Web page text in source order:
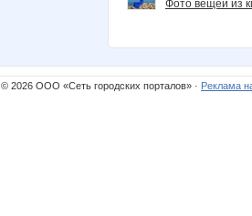
Фото вещей из
© 2026 ООО «Сеть городских порталов» · Реклама